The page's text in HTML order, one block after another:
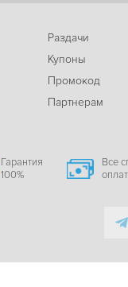
Раздачи
Купоны
Промокод
Партнерам
Гарантия
100%
Все